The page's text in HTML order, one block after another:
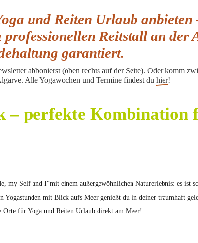
und Reiten Urlaub anbieten
Reitstall an der
garantiert.
abbonierst (oben rechts auf der Seite). Oder komm
Alle Yogawochen und Termine findest du hier!
– perfekte Kombination
my Self and I“mit einem außergewöhnlichen Naturerlebnis: es ist
Yogastunden mit Blick aufs Meer genießt du in deiner traumhaft
Orte für Yoga und Reiten Urlaub direkt am Meer!